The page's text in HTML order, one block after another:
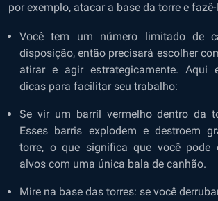
por exemplo, atacar a base da torre e
Você tem um número limitado de
disposição, então precisará escolher
atirar e agir estrategicamente. Aqui
dicas para facilitar seu trabalho:
Se vir um barril vermelho dentro da
Esses barris explodem e destroem
torre, o que significa que você pode
alvos com uma única bala de canhão.
Mire na base das torres: se você